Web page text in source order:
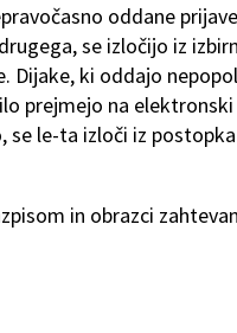
oddane
se izločijo iz
Dijake, ki oddajo
prejmejo na elektronski
se le-ta izloči iz postopka
in obrazci